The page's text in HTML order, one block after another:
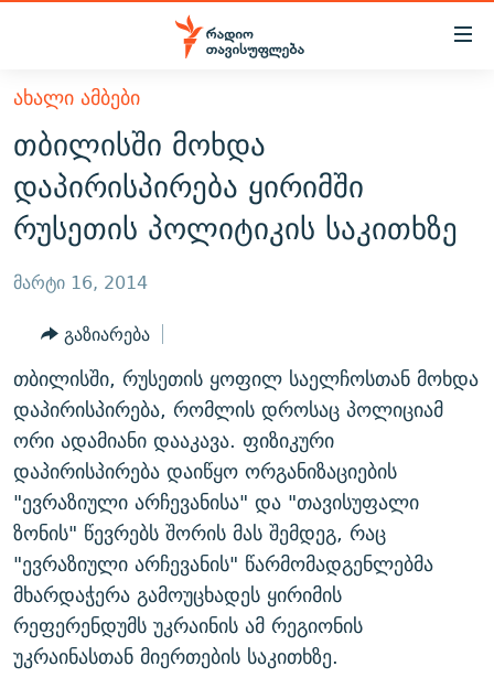
Accessibility
მთავარ
შინაარსზე
დაბრუნება
მთავარ
ნავიგაციაზე
დაბრუნება
ძიებაზე
ᲐᲮᲐᲚᲘ ᲐᲛᲑᲔᲑᲘ
ᲗᲔᲛᲔᲑᲘ
ᲞᲝᲚᲘᲢᲘᲙᲐ
ᲔᲙᲝᲜᲝᲛᲘᲙᲐ
ᲡᲐᲖᲝᲒᲐᲓᲝᲔᲑᲐ
ᲕᲘᲓᲔᲝ
ᲑᲚᲝᲒᲔᲑᲘ
ᲞᲝᲓᲙᲐᲡᲢᲔᲑᲘ
60 ᲓᲔᲪᲘᲑᲔᲚᲘ
ᲒᲐᲜᲙᲘᲗᲮᲕᲘᲡ ᲓᲦᲔ
ᲓᲘᲚᲘᲡ ᲡᲐᲣᲑᲠᲔᲑᲘ
ᲛᲝᲚᲐᲞᲐᲠᲐᲙᲔ ᲢᲔᲥᲡᲢᲔᲑᲘ
ᲨᲘᲜ - ᲣᲪᲮᲝᲔᲗᲨᲘ
ᲚᲘᲢᲔᲠᲐᲢᲣᲠᲣᲚᲘ ᲬᲐᲮᲜᲐᲒᲔᲑᲘ
ᲐᲛᲔᲠᲘᲙᲣᲚᲘ ᲛᲝᲗᲮᲠᲝᲑᲐ
ᲘᲛᲞᲔᲠᲘᲐ ᲓᲐ ᲠᲐᲓᲘᲝ
ᲤᲔᲜᲝᲕᲐᲜᲘ - 2.10
ᲗᲥᲕᲔᲜᲘ ᲞᲣᲑᲚᲘᲙᲐᲪᲘᲔᲑᲘ
ᲞᲠᲝᲔᲥᲢᲔᲑᲘ
ᲣᲙᲠᲐᲘᲜᲐᲨᲘ ᲓᲐᲦᲣᲞᲣᲚᲘ ᲥᲐᲠᲗᲕᲔᲚᲘ ᲛᲔᲑᲠᲫᲝᲚᲔᲑᲘ - 2022
ᲓᲐᲛᲝᲣᲙᲘᲓᲔᲑᲚᲝᲑᲘᲡ 100 ᲬᲔᲚᲘ
ᲩᲔᲛᲘ ᲡᲘᲙᲕᲓᲘᲚᲘᲡ ᲛᲘᲖᲔᲖᲘᲐ COVID-19
11 ᲬᲔᲚᲘ - 11 ᲐᲛᲑᲐᲕᲘ
ᲡᲐᲞᲐᲠᲚᲐᲛᲔᲜᲢᲝ ᲐᲠᲩᲔᲕᲜᲔᲑᲘᲡ ᲘᲡᲢᲝᲠᲘᲐ
ᲑᲐᲕᲨᲕᲔᲑᲘ ᲞᲠᲝᲡᲢᲘᲢᲣᲪᲘᲐᲨᲘ - ᲐᲛᲝᲣᲗᲥᲛᲔᲚᲘ ᲐᲛᲑᲐᲕᲘ
5 ᲐᲛᲑᲐᲕᲘ - 20 ᲘᲕᲜᲘᲡᲡ ᲓᲐᲨᲐᲕᲔᲑᲣᲚᲔᲑᲘ
ЭХО КАВКАЗА
ᲒᲐᲛᲝᲘᲬᲔᲠᲔ
რთე/რთ-ის ყველა საიტი
ᲐᲮᲐᲚᲘ ᲐᲛᲑᲔᲑᲘ
თბილისში მოხდა
დაპირისპირება ყირიმში
რუსეთის პოლიტიკის საკითხზე
მარტი 16, 2014
გაზიარება
თბილისში, რუსეთის ყოფილ საელჩოსთან მოხდა
დაპირისპირება, რომლის დროსაც პოლიციამ
ორი ადამიანი დააკავა. ფიზიკური
დაპირისპირება დაიწყო ორგანიზაციების
"ევრაზიული არჩევანისა" და "თავისუფალი
ზონის" წევრებს შორის მას შემდეგ, რაც
"ევრაზიული არჩევანის" წარმომადგენლებმა
მხარდაჭერა გამოუცხადეს ყირიმის
რეფერენდუმს უკრაინის ამ რეგიონის
უკრაინასთან მიერთების საკითხზე.